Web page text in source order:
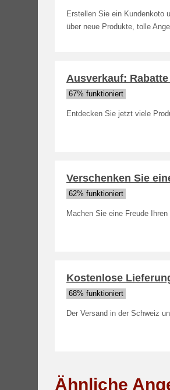
Erstellen Sie ein Kundenkoto
über neue Produkte, tolle
Ausverkauf:
67% funktioniert
Entdecken Sie jetzt viele
Verschenken Sie
62% funktioniert
Machen Sie eine Freude
Kostenlose
68% funktioniert
Der Versand in der Schweiz
Ähnliche